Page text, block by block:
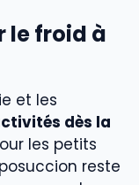
le froid à
et les
dès la
les petits
reste